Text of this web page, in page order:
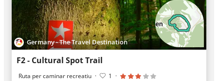
Germany - The Travel Destination
F2 - Cultural Spot Trail
Ruta per caminar recreatiu · 1 ·